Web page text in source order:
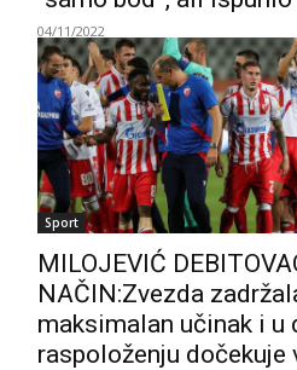
04/11/2022
Sport
MILOJEVIĆ
NAČIN:Zvezda
maksimalan učinak i u
raspoloženju dočekuje